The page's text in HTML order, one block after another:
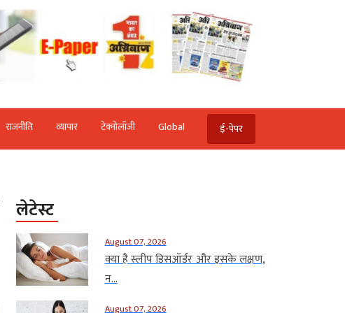
राजनीति व्‍यापार टेक्‍नोलॉजी Global ई-पेपर
लेटेस्ट
August 07, 2026
क्या है स्लीप डिसऑर्डर और इसके लक्षण,
न...
August 07, 2026